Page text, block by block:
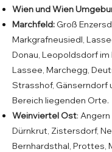
Wien und Wien
Marchfeld: Groß
Markgrafneusiedl,
Donau, Leopoldsdorf im
Lassee, Marchegg,
Strasshof, Gänserndorf
Bereich liegenden Orte.
Weinviertel Ost:
Dürnkrut, Zistersdorf,
Bernhardsthal, Prottes,